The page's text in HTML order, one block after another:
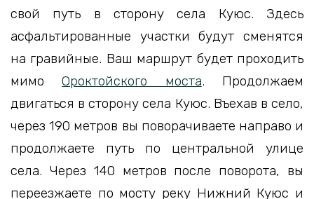
свой путь в сторону села Куюс. Здесь
асфальтированные участки будут сменятся
на гравийные. Ваш маршрут будет проходить
мимоОроктойского моста. Продолжаем
двигаться в сторону села Куюс. Въехав в село,
через 190 метров вы поворачиваете направо и
продолжаете путь по центральной улице
села. Через 140 метров после поворота, вы
переезжаете по мосту реку Нижний Куюс и